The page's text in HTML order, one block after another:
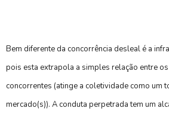
Bem diferente da concorrência desleal é a
pois esta extrapola a simples relação entre
concorrentes (atinge a coletividade como um
mercado(s)). A conduta perpetrada tem um